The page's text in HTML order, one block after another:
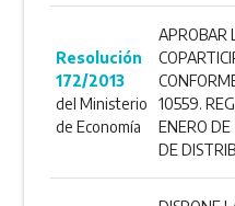
Resolución
172/2013
del Ministerio
de Economía
APROBAR
10559.
ENERO
DE